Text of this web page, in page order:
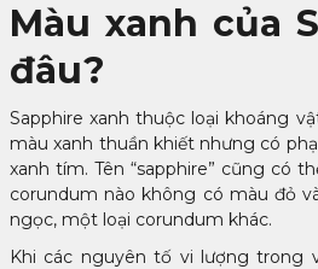
Màu xanh của
đâu?
Sapphire xanh thuộc loại khoáng
màu xanh thuần khiết nhưng có
xanh tím. Tên “sapphire” cũng có
corundum nào không có màu đỏ
ngọc, một loại corundum khác.
Khi các nguyên tố vi lượng trong